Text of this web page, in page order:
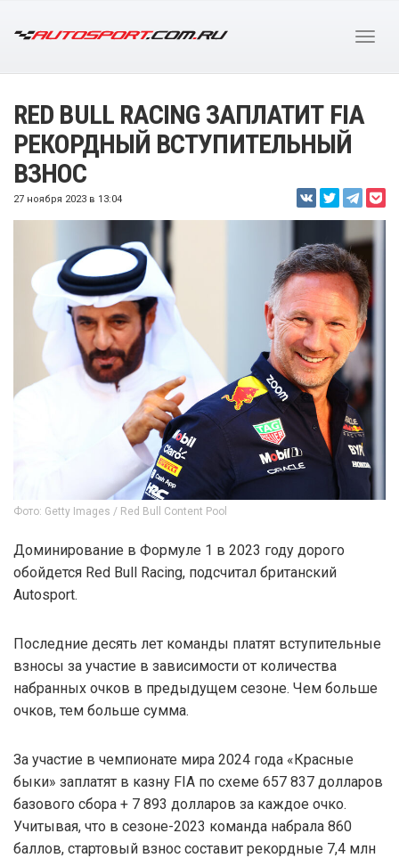
RED BULL RACING ЗАПЛАТИТ FIA
РЕКОРДНЫЙ ВСТУПИТЕЛЬНЫЙ
ВЗНОС
27 ноября 2023 в 13:04
Фото: Getty Images / Red Bull Content Pool
Доминирование в Формуле 1 в 2023 году дорого
обойдется Red Bull Racing, подсчитал британский
Autosport.
Последние десять лет команды платят вступительные
взносы за участие в зависимости от количества
набранных очков в предыдущем сезоне. Чем больше
очков, тем больше сумма.
За участие в чемпионате мира 2024 года «Красные
быки» заплатят в казну FIA по схеме 657 837 долларов
базового сбора + 7 893 долларов за каждое очко.
Учитывая, что в сезоне-2023 команда набрала 860
баллов, стартовый взнос составит рекордные 7,4 млн